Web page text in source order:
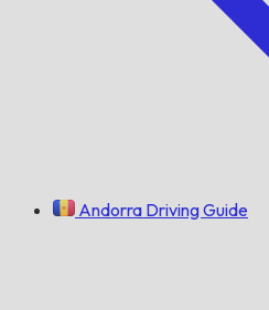
Andorra Driving Guide